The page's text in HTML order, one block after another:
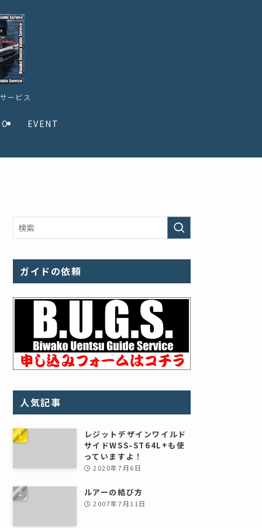
ービス
EVENT
ガイドの依頼
人気記事
レジットデザインワイルド
サイドWSS-ST64L+も使
っていますよ！
2020年7月6日
ルアーの結び方
2007年7月11日